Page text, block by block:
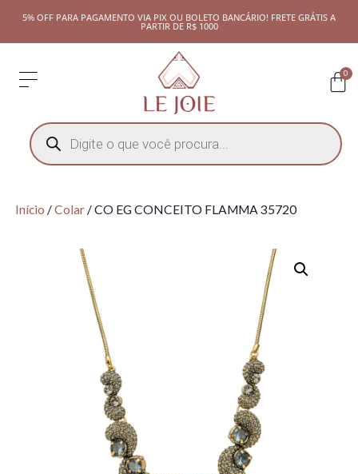
5% OFF PARA PAGAMENTO VIA PIX OU BOLETO BANCÁRIO! FRETE GRÁTIS A
PARTIR DE R$ 1000
0
Início /Colar/ CO EG CONCEITO FLAMMA 35720